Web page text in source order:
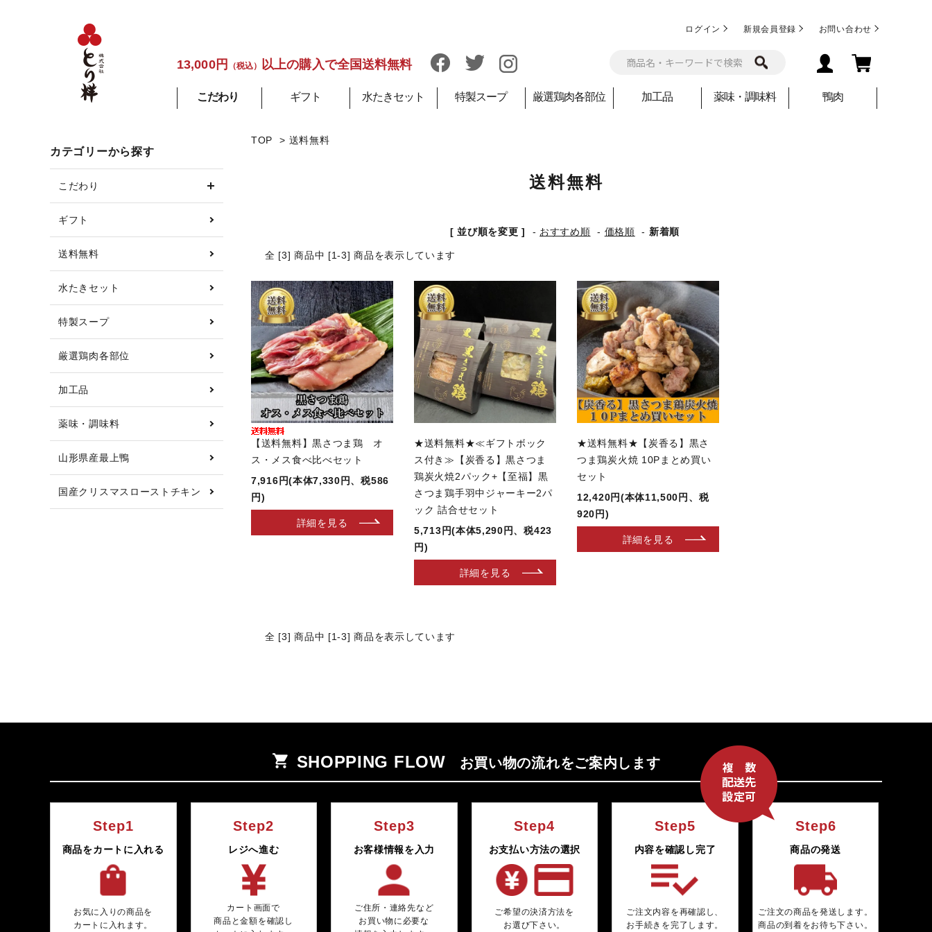
ログイン 新規会員登録 お問い合わせ
13,000円 （税込） 以上の購入で全国送料無料
こだわり ギフト 水たきセット 特製スープ 厳選鶏肉各部位 加工品 薬味・調味料 鴨肉
TOP > 送料無料
送料無料
[ 並び順を変更 ] - おすすめ順 - 価格順 - 新着順
全 [3] 商品中 [1-3] 商品を表示しています
【送料無料】黒さつま鶏 オ
ス・メス食べ比べセット
7,916円(本体7,330円、税586
円)
詳細を見る
★送料無料★≪ギフトボック
ス付き≫【炭香る】黒さつま
鶏炭火焼2パック+【至福】黒
さつま鶏手羽中ジャーキー2パ
ック 詰合せセット
5,713円(本体5,290円、税423
円)
詳細を見る
★送料無料★【炭香る】黒さ
つま鶏炭火焼 10Pまとめ買い
セット
12,420円(本体11,500円、税
920円)
詳細を見る
全 [3] 商品中 [1-3] 商品を表示しています
カテゴリーから探す
こだわり
ギフト
送料無料
水たきセット
特製スープ
厳選鶏肉各部位
加工品
薬味・調味料
山形県産最上鴨
国産クリスマスローストチキン
shopping_cart SHOPPING FLOW
Step1
商品をカートに入れる
お気に入りの商品を
カートに入れます。
Step2
レジへ進む
カート画面で
商品と金額を確認し
Step3
お客様情報を入力
ご住所・連絡先など
お買い物に必要な
Step4
お支払い方法の選択
ご希望の決済方法を
お選び下さい。
Step5
内容を確認し完了
ご注文内容を再確認し、
お手続きを完了します。
Step6
商品の発送
ご注文の商品を発送します。
商品の到着をお待ち下さい。